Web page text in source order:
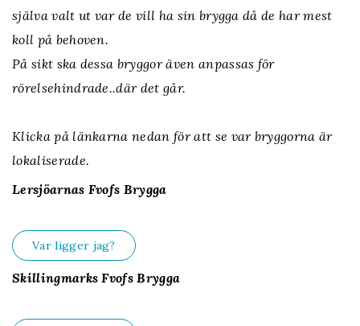
själva valt ut var de vill ha sin brygga då de har mest
koll på behoven.
På sikt ska dessa bryggor även anpassas för
rörelsehindrade..där det går.
Klicka på länkarna nedan för att se var bryggorna är
lokaliserade.
Lersjöarnas Fvofs Brygga
Var ligger jag?
Skillingmarks Fvofs Brygga